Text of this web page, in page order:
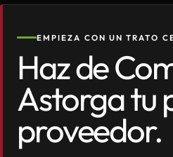
EMPIEZA CON UN TRATO
Haz de
Astorga tu
proveedor.